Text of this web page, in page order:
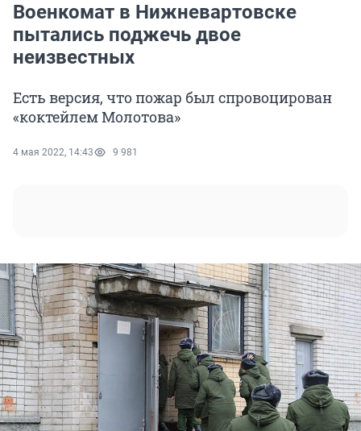
Военкомат в Нижневартовске
пытались поджечь двое
неизвестных
Есть версия, что пожар был спровоцирован
«коктейлем Молотова»
4 мая 2022, 14:43 9 981